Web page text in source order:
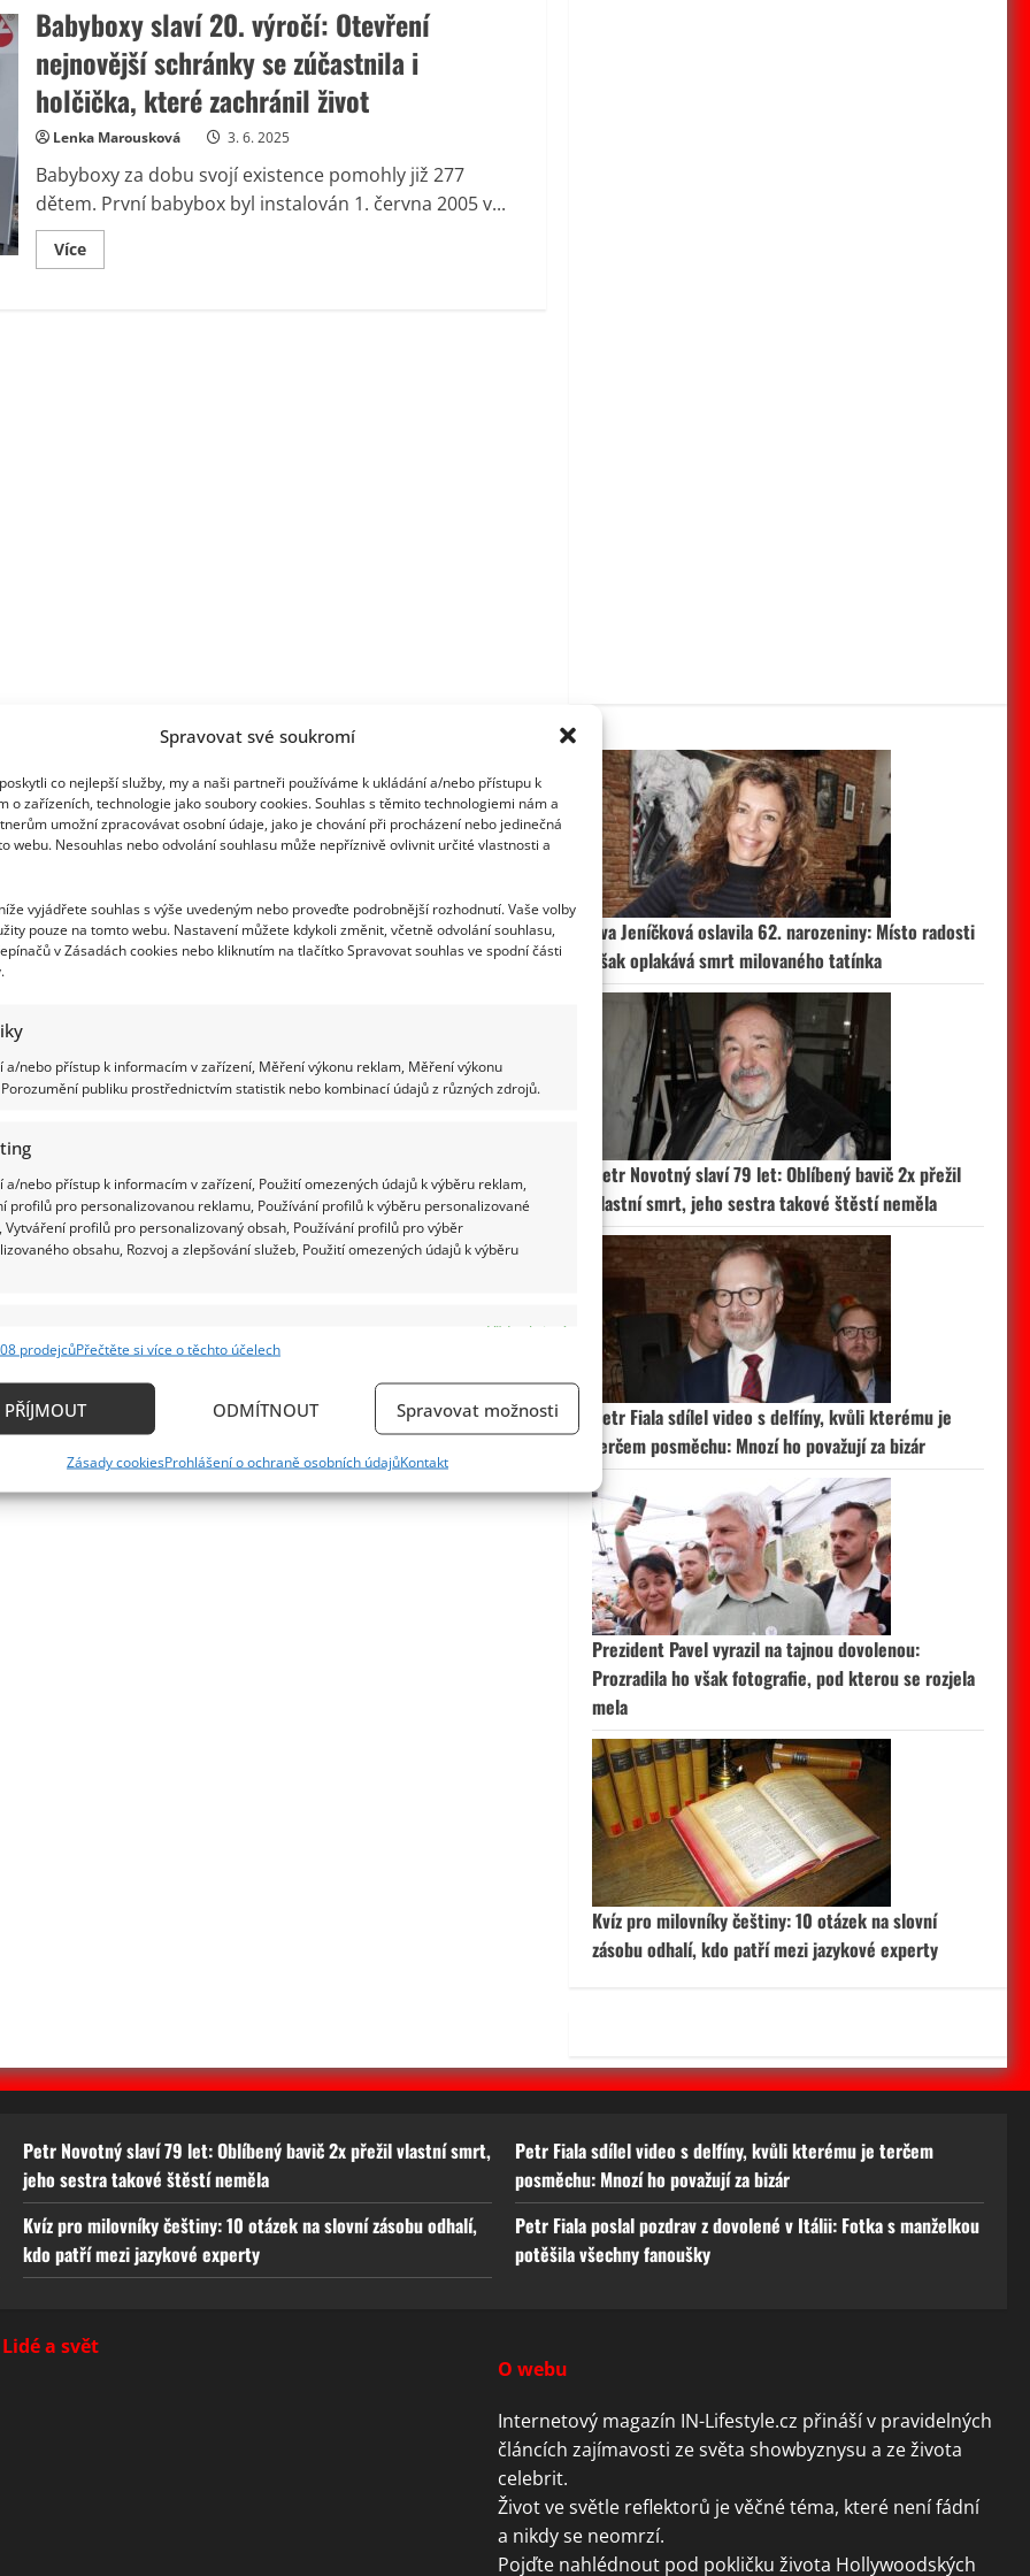
Spravovat své soukromí
co nejlepší služby, my a naši partneři používáme k ukládání a/nebo přístupu k
o zařízeních, technologie jako soubory cookies. Souhlas s těmito technologiemi nám a
umožní zpracovávat osobní údaje, jako je chování při procházení nebo jedinečná
webu. Nesouhlas nebo odvolání souhlasu může nepříznivě ovlivnit určité vlastnosti a
vyjádřete souhlas s výše uvedeným nebo proveďte podrobnější rozhodnutí. Vaše volby
pouze na tomto webu. Nastavení můžete kdykoli změnit, včetně odvolání souhlasu,
v Zásadách cookies nebo kliknutím na tlačítko Spravovat souhlas ve spodní části
a/nebo přístup k informacím v zařízení, Měření výkonu reklam, Měření výkonu
publiku prostřednictvím statistik nebo kombinací údajů z různých zdrojů.
a/nebo přístup k informacím v zařízení, Použití omezených údajů k výběru reklam,
profilů pro personalizovanou reklamu, Používání profilů k výběru personalizované
Vytváření profilů pro personalizovaný obsah, Používání profilů pro výběr
obsahu, Rozvoj a zlepšování služeb, Použití omezených údajů k výběru
Vždy aktivní
zařízení na základě automaticky přenášených informací.
aktivně požadovaných informací.
prodejcůPřečtěte si více o těchto účelech
PŘÍJMOUT ODMÍTNOUT Spravovat možnosti
Zásady cookiesProhlášení o ochraně osobních údajůKontakt
Babyboxy slaví 20. výročí: Otevření
nejnovější schránky se zúčastnila i
holčička, které zachránil život
Lenka Marousková 3. 6. 2025
Babyboxy za dobu svojí existence pomohly již 277
dětem. První babybox byl instalován 1. června 2005 v...
VíceRead
more
Eva Jeníčková oslavila 62. narozeniny: Místo radosti
však oplakává smrt milovaného tatínka
Petr Novotný slaví 79 let: Oblíbený bavič 2x přežil
vlastní smrt, jeho sestra takové štěstí neměla
Petr Fiala sdílel video s delfíny, kvůli kterému je
terčem posměchu: Mnozí ho považují za bizár
Prezident Pavel vyrazil na tajnou dovolenou:
Prozradila ho však fotografie, pod kterou se rozjela
mela
Kvíz pro milovníky češtiny: 10 otázek na slovní
zásobu odhalí, kdo patří mezi jazykové experty
Petr Novotný slaví 79 let: Oblíbený bavič 2x přežil vlastní smrt,
jeho sestra takové štěstí neměla
Petr Fiala sdílel video s delfíny, kvůli kterému je terčem
posměchu: Mnozí ho považují za bizár
Kvíz pro milovníky češtiny: 10 otázek na slovní zásobu odhalí,
kdo patří mezi jazykové experty
Petr Fiala poslal pozdrav z dovolené v Itálii: Fotka s manželkou
potěšila všechny fanoušky
Lidé a svět
O webu
Internetový magazín IN-Lifestyle.cz přináší v pravidelných
článcích zajímavosti ze světa showbyznysu a ze života
celebrit.
Život ve světle reflektorů je věčné téma, které není fádní
a nikdy se neomrzí.
Pojďte nahlédnout pod pokličku života Hollywoodských